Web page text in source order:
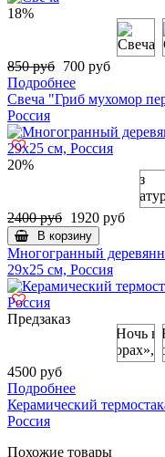
18%
850 руб 700 руб
Подробнее
Свеча "Гриб мухомор
Россия
20%
2400 руб 1920 руб
В корзину
Многогранный
29х25 см, Россия
Предзаказ
4500 руб
Подробнее
Керамический
Россия
Похожие товары